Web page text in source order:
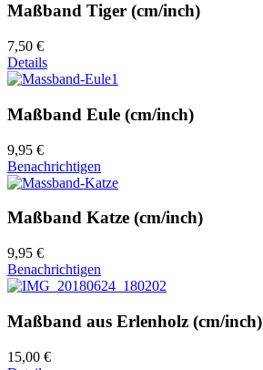
Maßband Tiger (cm/inch)
7,50 €
Details
Maßband Eule (cm/inch)
9,95 €
Benachrichtigen
Maßband Katze (cm/inch)
9,95 €
Benachrichtigen
Maßband aus Erlenholz (cm/inch)
15,00 €